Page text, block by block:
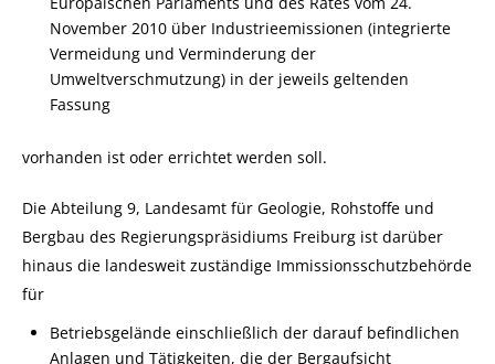
November 2010 über Industrieemissionen (integrierte
Vermeidung und Verminderung der
Umweltverschmutzung) in der jeweils geltenden
Fassung
vorhanden ist oder errichtet werden soll.
Die Abteilung 9, Landesamt für Geologie, Rohstoffe und
Bergbau des Regierungspräsidiums Freiburg ist darüber
hinaus die landesweit zuständige Immissionsschutzbehörde
für
Betriebsgelände einschließlich der darauf befindlichen
Anlagen und Tätigkeiten, die der Bergaufsicht